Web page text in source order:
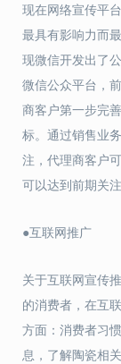
现在网络宣传平
最具有影响力而
现微信开发出了
微信公众平台，
商客户第一步完
标。通过销售业
注，代理商客户
可以达到前期关
●互联网推广
关于互联网宣传
的消费者，在互
方面：消费者习
息，了解陶瓷相